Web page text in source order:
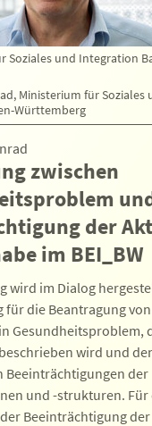
Soziales und Integration
Ministerium für Soziales
Württemberg
zwischen
der
im BEI_BW
wird im Dialog
für die Beantragung
Gesundheitsproblem,
wird und
Beeinträchtigungen der
und -strukturen. Für
Beeinträchtigung der